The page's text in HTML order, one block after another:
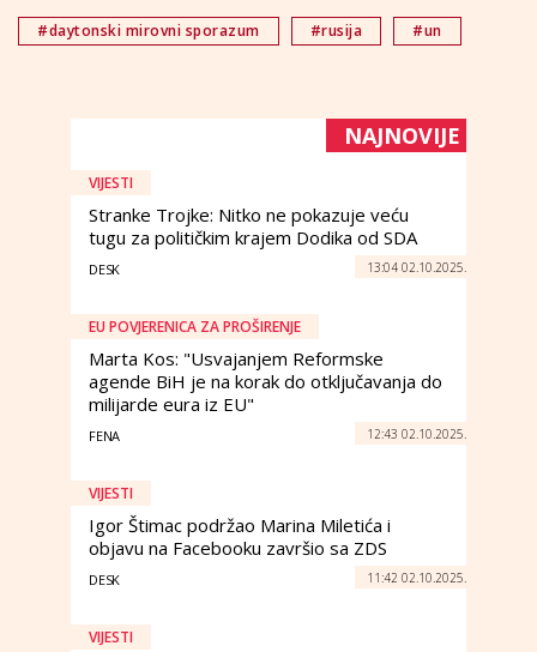
#daytonski mirovni sporazum #rusija #un
NAJNOVIJE
VIJESTI
Stranke Trojke: Nitko ne pokazuje veću
tugu za političkim krajem Dodika od SDA
DESK 13:04 02.10.2025.
EU POVJERENICA ZA PROŠIRENJE
Marta Kos: "Usvajanjem Reformske
agende BiH je na korak do otključavanja do
milijarde eura iz EU"
FENA 12:43 02.10.2025.
VIJESTI
Igor Štimac podržao Marina Miletića i
objavu na Facebooku završio sa ZDS
DESK 11:42 02.10.2025.
VIJESTI